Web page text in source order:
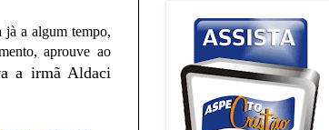
jà a algum tempo,
aprouve ao
a irmã Aldaci